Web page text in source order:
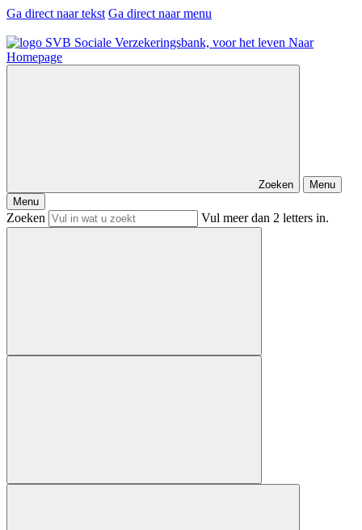
Ga direct naar tekst Ga direct naar menu
Naar
Homepage
Zoeken
Menu
Menu
Zoeken Vul meer dan 2 letters in.